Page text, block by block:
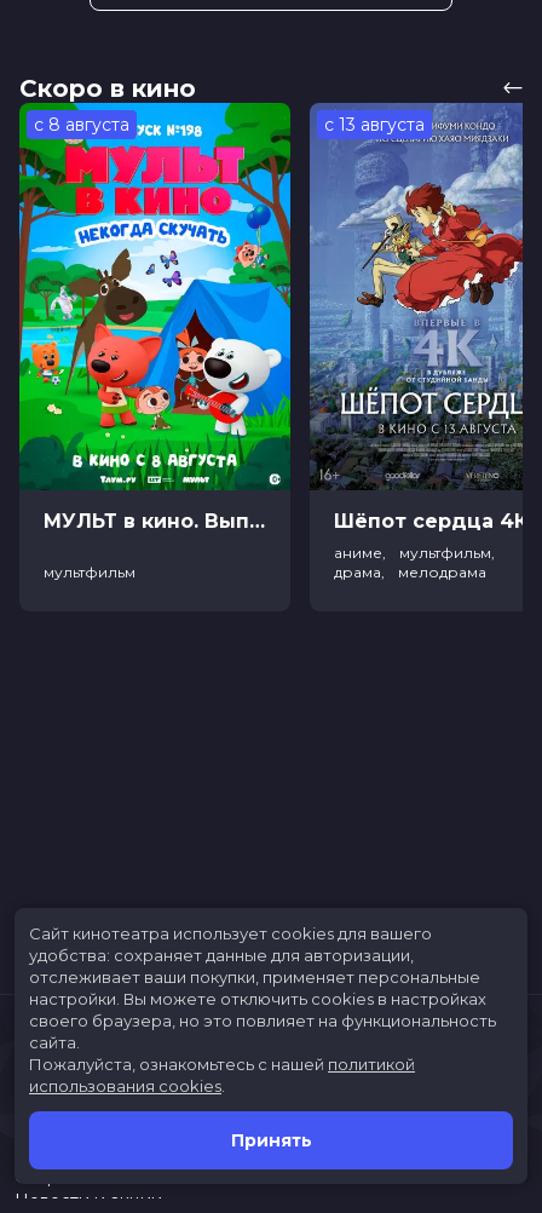
Джеймс О’Барр
Бюджет
$40 000 000
Длительность
1 ч 51 мин
В прокате
с 22 августа до 25 сентября
Меморандум
до 28 августа
Скоро в кино
с 8 августа
МУЛЬТ в кино. Выпуск №198. Некогда скучать (0+)
мультфильм
с 13 августа
аниме, мультфильм,
драма, мелодрама
Скоро в кино
Новости и акции
Сайт кинотеатра использует cookies для вашего
удобства: сохраняет данные для авторизации,
отслеживает ваши покупки, применяет персональные
настройки. Вы можете отключить cookies в настройках
своего браузера, но это повлияет на функциональность
сайта.
Пожалуйста, ознакомьтесь с нашей политикой
использования cookies
Принять